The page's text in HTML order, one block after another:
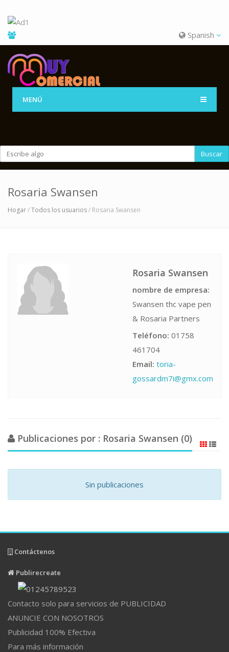
Spanish
MENÚ
Buscar
Rosaria Swansen
Hogar/Todos los usuarios/ Rosaria Swansen
Rosaria Swansen
nombre de empresa:
Swansen thc vape pen
& Rosaria Partners
Teléfono: 01758
461704
Email: toria-
gossardm7i@gmx.com
Publicaciones por : Rosaria Swansen (0)
Sin publicaciones
Contáctenos
Publirecreate
Contacto solo para servicios de PUBLICIDAD
ANUNCIE CON NOSOTROS
Publicidad 100% Efectiva
Para más información